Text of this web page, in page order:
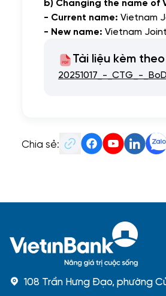
- Current name: Vietnam
- New name: Vietnam
Tài liệu kèm theo
20251017_-_CTG_-
Chia sẻ:
108 Trần Hưng Đạo, phường